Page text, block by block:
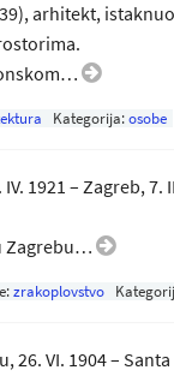
arhitekt,
Kategorija:osobe
IV. 1921 – Zagreb,
Zagrebu…
zrakoplovstvo
26. VI. 1904 –